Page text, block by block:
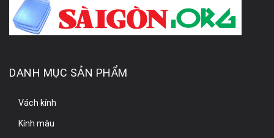
DANH MỤC SẢN PHẨM
Vách kính
Kính màu